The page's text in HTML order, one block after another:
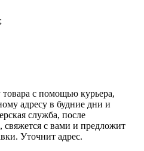
товара с помощью курьера,
адресу в будние дни и
служба, после
свяжется с вами и предложит
Уточнит адрес.